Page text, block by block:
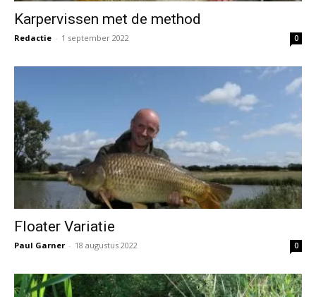
Karpervissen met de method
Redactie - 1 september 2022 0
Floater Variatie
Paul Garner - 18 augustus 2022 0